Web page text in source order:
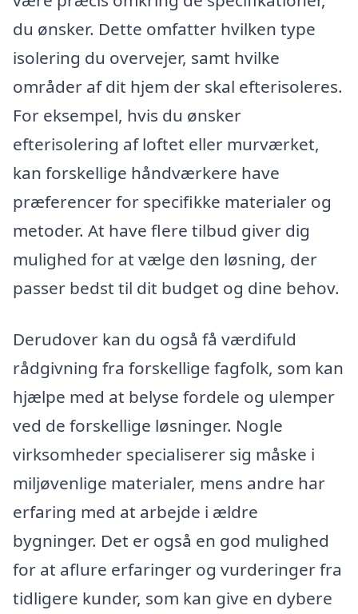
du ønsker. Dette omfatter hvilken type
isolering du overvejer, samt hvilke
områder af dit hjem der skal efterisoleres.
For eksempel, hvis du ønsker
efterisolering af loftet eller murværket,
kan forskellige håndværkere have
præferencer for specifikke materialer og
metoder. At have flere tilbud giver dig
mulighed for at vælge den løsning, der
passer bedst til dit budget og dine behov.
Derudover kan du også få værdifuld
rådgivning fra forskellige fagfolk, som kan
hjælpe med at belyse fordele og ulemper
ved de forskellige løsninger. Nogle
virksomheder specialiserer sig måske i
miljøvenlige materialer, mens andre har
erfaring med at arbejde i ældre
bygninger. Det er også en god mulighed
for at aflure erfaringer og vurderinger fra
tidligere kunder, som kan give en dybere